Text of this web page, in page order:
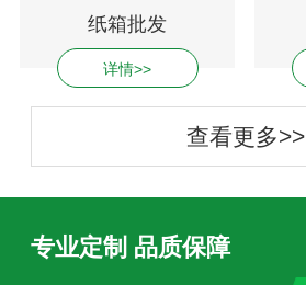
纸箱批发
详情>>
查看更多>>
专业定制 品质保障